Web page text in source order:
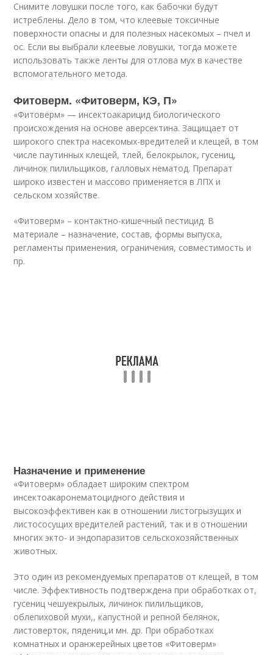
Снимите ловушки после того, как бабочки будут
истреблены. Дело в том, что клеевые токсичные
поверхности опасны и для полезных насекомых – пчел и
ос. Если вы выбрали клеевые ловушки, тогда можете
использовать также ленты для отлова мух в качестве
вспомогательного метода.
Фитоверм. «Фитоверм, КЭ, П»
«Фитоверм» — инсектоакарицид биологического
происхождения на основе аверсектина. Защищает от
широкого спектра насекомых-вредителей и клещей, в том
числе паутинных клещей, тлей, белокрылок, гусениц,
личинок пилильщиков, галловых нематод. Препарат
широко известен и массово применяется в ЛПХ и
сельском хозяйстве.
«Фитоверм» – контактно-кишечный пестицид. В
материале – назначение, состав, формы выпуска,
регламенты применения, ограничения, совместимость и
пр.
Назначение и применение
«Фитоверм» обладает широким спектром
инсектоакаронематоцидного действия и
высокоэффективен как в отношении листогрызущих и
листососущих вредителей растений, так и в отношении
многих экто- и эндопаразитов сельскохозяйственных
животных.
Это один из рекомендуемых препаратов от клещей, в том
числе. Эффективность подтверждена при обработках от,
гусениц чешуекрылых, личинок пилильщиков,
облепиховой мухи,, капустной и репной белянок,
листоверток, пядениц,и мн. др. При обработках
комнатных и оранжерейных цветов «Фитоверм»